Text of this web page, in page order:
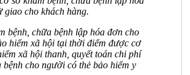
giao cho khách hàng.
bệnh, chữa bệnh lập hóa đơn cho
hiểm xã hội tại thời điểm được cơ
xã hội thanh, quyết toán chi phí
bệnh cho người có thẻ bảo hiểm y